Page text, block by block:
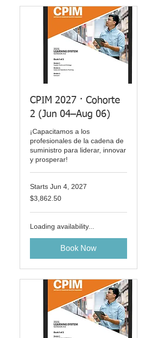
CPIM 2027 · Cohorte
2 (Jun 04–Aug 06)
¡Capacitamos a los
profesionales de la cadena de
suministro para liderar, innovar
y prosperar!
Starts Jun 4, 2027
3,862.50
US
$3,862.50
Loading availability...
Book Now